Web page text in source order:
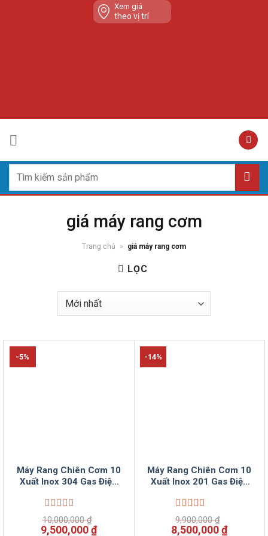
Xem giá
theo vị trí
kiếm:
giá máy rang cơm
Trang chủ » giá máy rang cơm
LỌC
-5%
Máy Rang Chiên Cơm 10
Xuất Inox 304 Gas Điện
Được
xếp
10,000,000₫
Giá
9,500,000₫Giá
-14%
Máy Rang Chiên Cơm 10
Xuất Inox 201 Gas Điện
Được
xếp
9,900,000₫
Giá
8,500,000₫Giá